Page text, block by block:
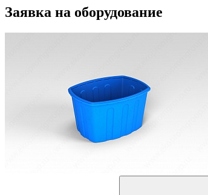
Заявка на оборудование